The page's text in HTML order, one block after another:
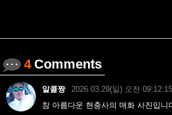
4 Comments
알콜짱 2026.03.29(일) 오전 09:12:15
참 아름다운 현충사의 매화 사진입니